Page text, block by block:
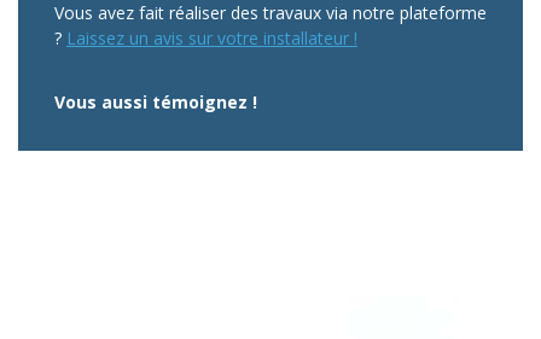
Vous avez fait réaliser des travaux via notre plateforme
? Laissez un avis sur votre installateur !
Vous aussi témoignez !